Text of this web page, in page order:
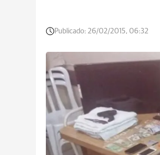
Publicado: 26/02/2015, 06:32